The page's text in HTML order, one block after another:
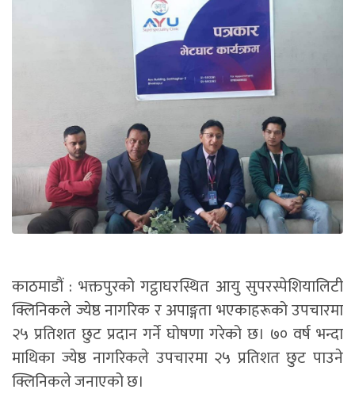
काठमाडौं : भक्तपुरको गट्ठाघरस्थित आयु सुपरस्पेशियालिटी
क्लिनिकले ज्येष्ठ नागरिक र अपाङ्गता भएकाहरूको उपचारमा
२५ प्रतिशत छुट प्रदान गर्ने घोषणा गरेको छ। ७० वर्ष भन्दा
माथिका ज्येष्ठ नागरिकले उपचारमा २५ प्रतिशत छुट पाउने
क्लिनिकले जनाएको छ।